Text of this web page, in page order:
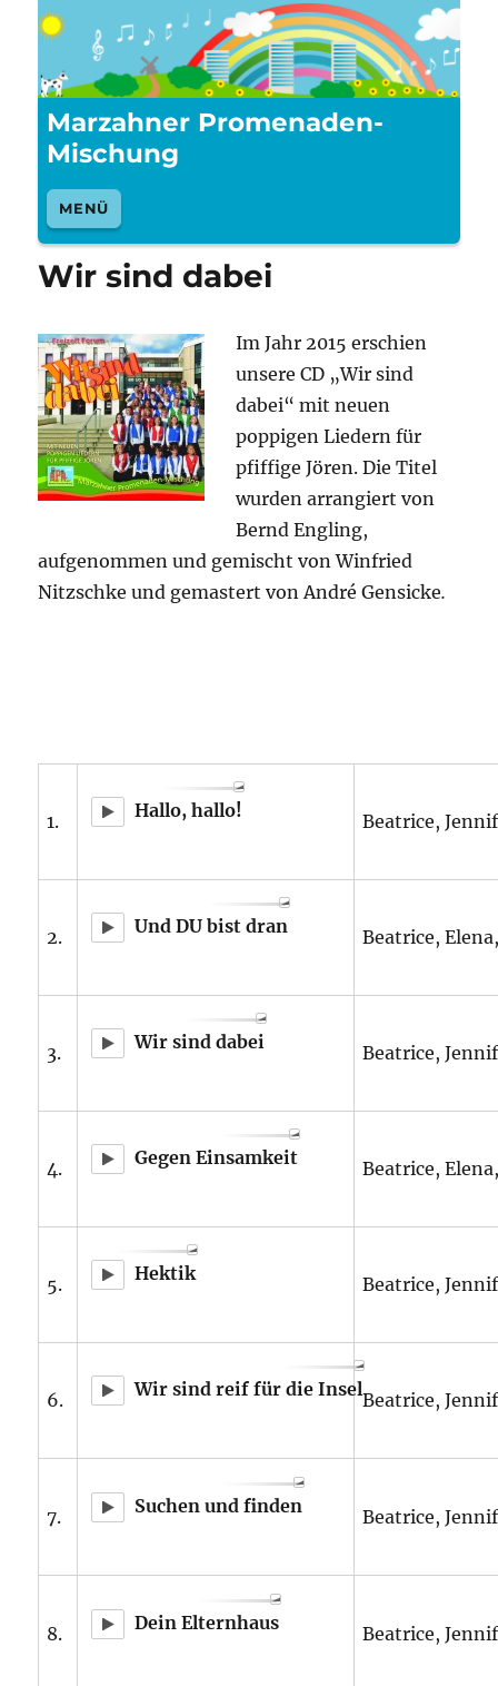
Marzahner Promenaden-
Mischung
MENÜ
Wir sind dabei
Im Jahr 2015 erschien
unsere CD „Wir sind
dabei“ mit neuen
poppigen Liedern für
pfiffige Jören. Die Titel
wurden arrangiert von
Bernd Engling,
aufgenommen und gemischt von Winfried
Nitzschke und gemastert von André Gensicke.
1. Hallo, hallo! Beatrice,
2. Und DU bist dran Beatrice,
3. Wir sind dabei Beatrice,
4. Gegen Einsamkeit Beatrice,
5. Hektik Beatrice,
6. Wir sind reif für die InselBeatrice,
7. Suchen und finden Beatrice,
8. Dein Elternhaus Beatrice,